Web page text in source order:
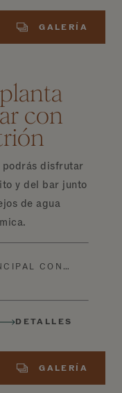
GALERÍA
con
podrás disfrutar
y del bar junto
de agua
CON…
DETALLES
GALERÍA